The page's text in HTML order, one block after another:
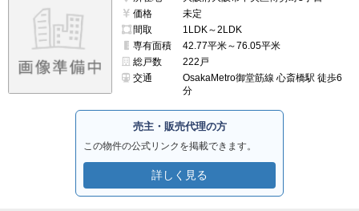
価格
未定
間取
1LDK～2LDK
専有面積
42.77平米～76.05平米
総戸数
222戸
交通
OsakaMetro御堂筋線 心斎橋駅 徒歩6
分
売主・販売代理の方
この物件の公式リンクを掲載できます。
詳しく見る